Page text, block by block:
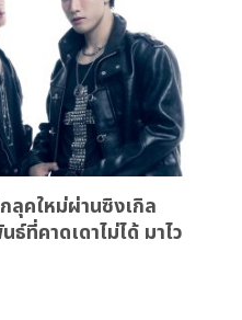
ลุคใหม่ผ่านซิงเกิล
ที่คาดเดาไม่ได้ มาไว